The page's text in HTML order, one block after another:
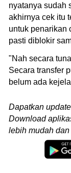
nyatanya sudah
akhirnya cek itu
untuk penarikan
pasti diblokir
"Nah secara
Secara transfer
belum ada
Dapatkan
Download
lebih mudah